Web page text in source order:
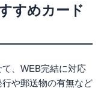
ト・デメリット
すめカード
、WEB完結に対応
や郵送物の有無など